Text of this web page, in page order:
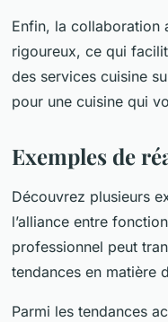
Enfin, la collaboration
rigoureux, ce qui
des services cuisine
pour une cuisine qui
Exemples de
Découvrez plusieurs
l’alliance entre
professionnel peut
tendances en matière
Parmi les tendances